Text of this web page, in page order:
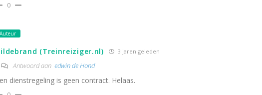
0
Auteur
(Treinreiziger.nl) 3 jaren geleden
Antwoord aan edwin de Hond
dienstregeling is geen contract. Helaas.